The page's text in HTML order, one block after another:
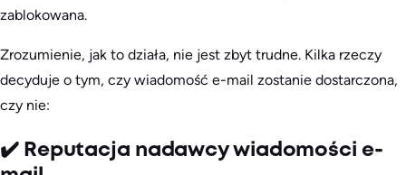
zablokowana.
Zrozumienie, jak to działa, nie jest zbyt trudne. Kilka rzeczy
decyduje o tym, czy wiadomość e-mail zostanie dostarczona,
czy nie:
✔️ Reputacja nadawcy wiadomości e-